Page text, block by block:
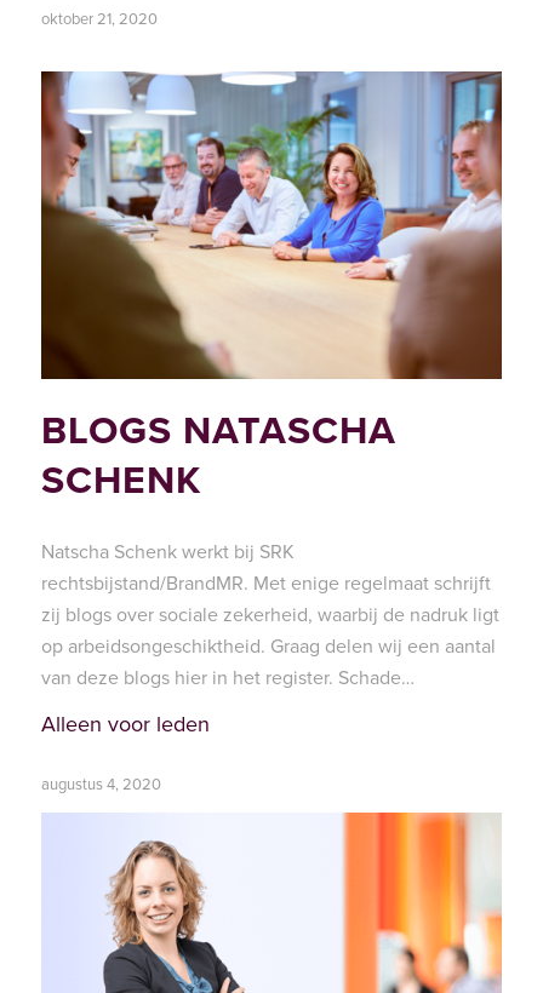
oktober 21, 2020
BLOGS NATASCHA
SCHENK
Natscha Schenk werkt bij SRK
rechtsbijstand/BrandMR. Met enige regelmaat schrijft
zij blogs over sociale zekerheid, waarbij de nadruk ligt
op arbeidsongeschiktheid. Graag delen wij een aantal
van deze blogs hier in het register. Schade…
Alleen voor leden
augustus 4, 2020